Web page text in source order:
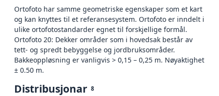
Ortofoto har samme geometriske egenskaper som et kart
og kan knyttes til et referansesystem. Ortofoto er inndelt i
ulike ortofotostandarder egnet til forskjellige formål.
Ortofoto 20: Dekker områder som i hovedsak består av
tett- og spredt bebyggelse og jordbruksområder.
Bakkeoppløsning er vanligvis > 0,15 – 0,25 m. Nøyaktighet
± 0.50 m.
Distribusjonar 8